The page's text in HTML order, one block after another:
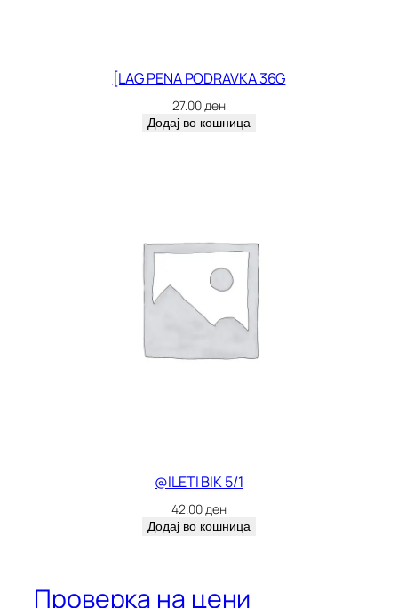
[LAG PENA PODRAVKA 36G
27.00ден
Додај во кошница
@ILETI BIK 5/1
42.00ден
Додај во кошница
Проверка на цени